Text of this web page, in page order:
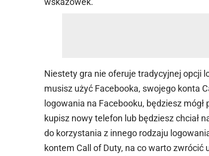
Niestety gra nie oferuje tradycyjnej opcji
musisz użyć Facebooka, swojego konta
logowania na Facebooku, będziesz
kupisz nowy telefon lub będziesz chciał
do korzystania z innego rodzaju
kontem Call of Duty, na co warto zwrócić